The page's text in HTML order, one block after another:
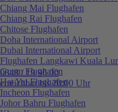
0848 / 19 96 00
erreichbar bis 20:00 Uhr
Chiang Mai Flughafen
Chiang Rai Flughafen
Chitose Flughafen
Doha International Airport
Dubai International Airport
Flughafen Langkawi Kuala
Guam Flughafen
Hat Yai Flughafen
Incheon Flughafen
Johor Bahru Flughafen